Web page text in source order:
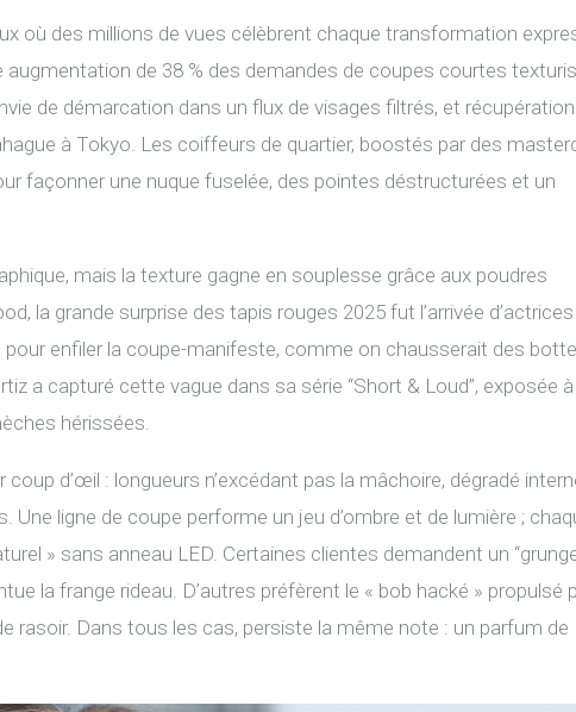
où des millions de vues célèbrent chaque transformation
augmentation de 38 % des demandes de coupes courtes
de démarcation dans un flux de visages filtrés, et
à Tokyo. Les coiffeurs de quartier, boostés par des
façonner une nuque fuselée, des pointes déstructurées et un
mais la texture gagne en souplesse grâce aux poudres
la grande surprise des tapis rouges 2025 fut l’arrivée d’actrices
enfiler la coupe-manifeste, comme on chausserait des
a capturé cette vague dans sa série “Short & Loud”, exposée à
hérissées.
d’œil : longueurs n’excédant pas la mâchoire, dégradé
ligne de coupe performe un jeu d’ombre et de lumière ;
» sans anneau LED. Certaines clientes demandent un
la frange rideau. D’autres préfèrent le « bob hacké » propulsé
rasoir. Dans tous les cas, persiste la même note : un parfum de